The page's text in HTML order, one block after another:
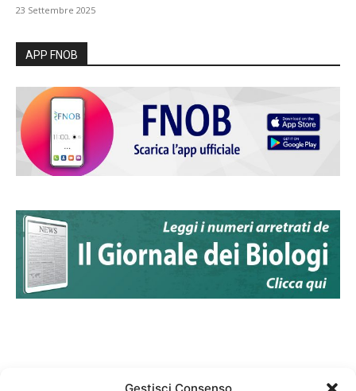
23 Settembre 2025
APP FNOB